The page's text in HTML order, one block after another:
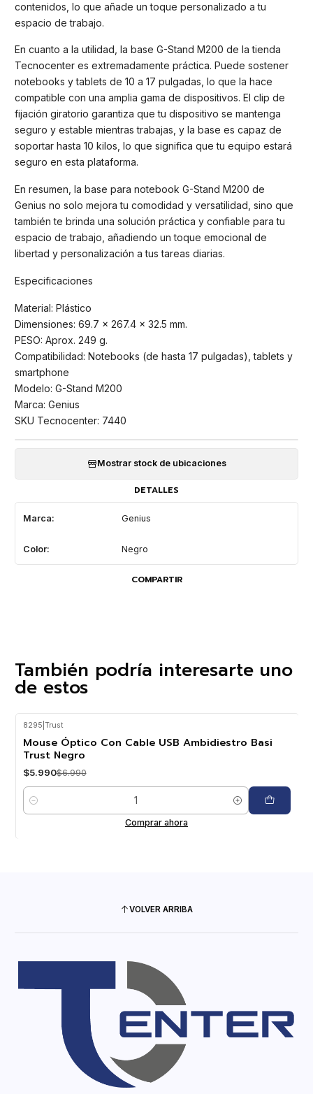
contenidos, lo que añade un toque personalizado a tu
espacio de trabajo.
En cuanto a la utilidad, la base G-Stand M200 de la tienda
Tecnocenter es extremadamente práctica. Puede sostener
notebooks y tablets de 10 a 17 pulgadas, lo que la hace
compatible con una amplia gama de dispositivos. El clip de
fijación giratorio garantiza que tu dispositivo se mantenga
seguro y estable mientras trabajas, y la base es capaz de
soportar hasta 10 kilos, lo que significa que tu equipo estará
seguro en esta plataforma.
En resumen, la base para notebook G-Stand M200 de
Genius no solo mejora tu comodidad y versatilidad, sino que
también te brinda una solución práctica y confiable para tu
espacio de trabajo, añadiendo un toque emocional de
libertad y personalización a tus tareas diarias.
Especificaciones
Material: Plástico
Dimensiones: 69.7 x 267.4 x 32.5 mm.
PESO: Aprox. 249 g.
Compatibilidad: Notebooks (de hasta 17 pulgadas), tablets y
smartphone
Modelo: G-Stand M200
Marca: Genius
SKU Tecnocenter: 7440
Mostrar stock de ubicaciones
DETALLES
Marca: Genius
Color: Negro
COMPARTIR
También podría interesarte uno
de estos
OFF
8295 Trust
Mouse Óptico Con Cable USB Ambidiestro Basi
Trust Negro
$5.990$6.990
Cantidad
Comprar ahora
VOLVER ARRIBA